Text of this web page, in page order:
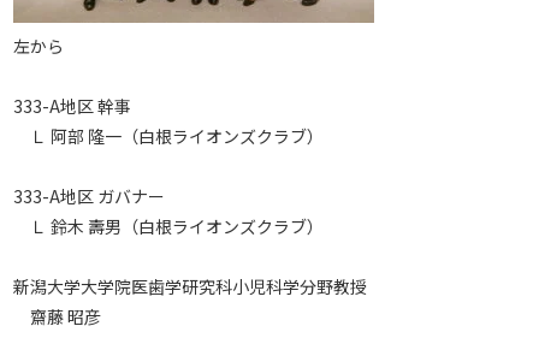
左から
333-A地区 幹事
Ｌ 阿部 隆一（白根ライオンズクラブ）
333-A地区 ガバナー
Ｌ 鈴木 壽男（白根ライオンズクラブ）
新潟大学大学院医歯学研究科小児科学分野教授
齋藤 昭彦